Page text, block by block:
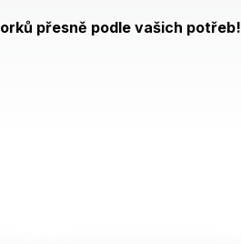
přesně podle vašich potřeb!